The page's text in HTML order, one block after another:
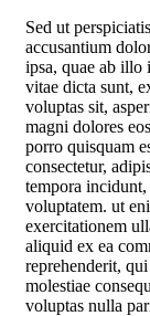
Sed ut
accusantium
ipsa, quae ab illo
vitae dicta sunt,
voluptas sit,
magni dolores
porro quisquam
consectetur,
tempora
voluptatem. ut
exercitationem
aliquid ex ea
reprehenderit,
molestiae
voluptas nulla